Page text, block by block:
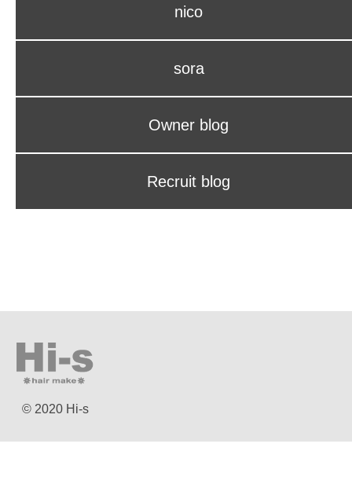
nico
sora
Owner blog
Recruit blog
© 2020 Hi-s